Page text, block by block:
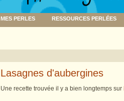
MES PERLES RESSOURCES PERLÉES
Lasagnes d'aubergines
Une recette trouvée il y a bien longtemps sur